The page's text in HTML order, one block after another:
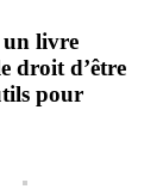
un livre
droit d’être
pour